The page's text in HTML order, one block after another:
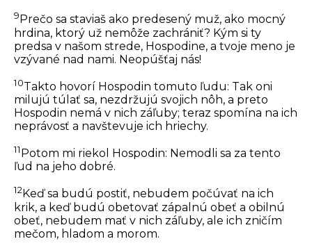
9 Prečo sa staviaš ako predesený muž, ako mocný
hrdina, ktorý už nemôže zachrániť? Kým si ty
predsa v našom strede, Hospodine, a tvoje meno je
vzývané nad nami. Neopúšťaj nás!
10Takto hovorí Hospodin tomuto ľudu: Tak oni
milujú túlať sa, nezdržujú svojich nôh, a preto
Hospodin nemá v nich záľuby; teraz spomína na ich
neprávosť a navštevuje ich hriechy.
11 Potom mi riekol Hospodin: Nemodli sa za tento
ľud na jeho dobré.
12Keď sa budú postiť, nebudem počúvať na ich
krik, a keď budú obetovať zápalnú obeť a obilnú
obeť, nebudem mať v nich záľuby, ale ich zničím
mečom, hladom a morom.